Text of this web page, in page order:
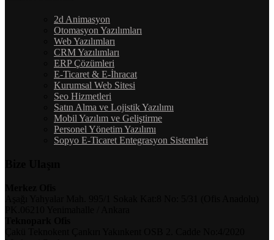
2d Animasyon
Otomasyon Yazılımları
Web Yazılımları
CRM Yazılımları
ERP Çözümleri
E-Ticaret & E-İhracat
Kurumsal Web Sitesi
Seo Hizmetleri
Satın Alma ve Lojistik Yazılımı
Mobil Yazılım ve Geliştirme
Personel Yönetim Yazılımı
Sopyo E-Ticaret Entegrasyon Sistemleri